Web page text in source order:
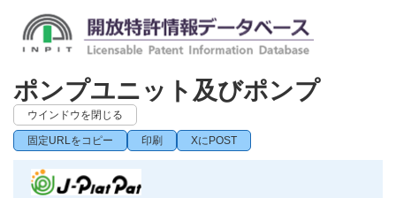
ポンプユニット及びポンプ
ウインドウを閉じる
固定URLをコピー 印刷 XにPOST